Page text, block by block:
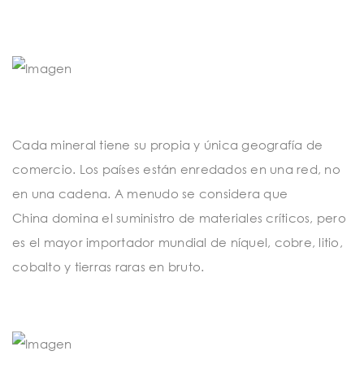
Cada mineral tiene su propia y única geografía de
comercio. Los países están enredados en una red, no
en una cadena. A menudo se considera que
China domina el suministro de materiales críticos, pero
es el mayor importador mundial de níquel, cobre, litio,
cobalto y tierras raras en bruto.